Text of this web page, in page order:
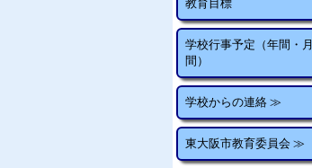
教育目標
学校行事予定（年間・月
間）
学校からの連絡 ≫
東大阪市教育委員会 ≫